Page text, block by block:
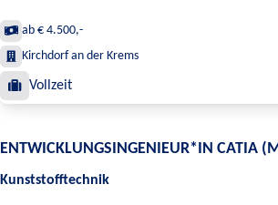
ab € 4.500,-
Kirchdorf an der Krems
Vollzeit
ENTWICKLUNGSINGENIEUR*IN CATIA
Kunststofftechnik